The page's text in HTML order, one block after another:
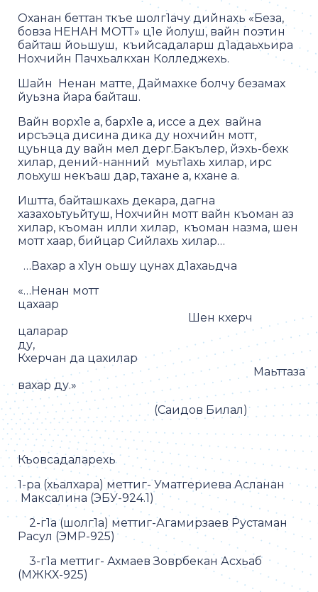
Оханан беттан ткъе шолг1ачу дийнахь «Беза,
бовза НЕНАН МОТТ» ц1е йолуш, вайн поэтин
байташ йоьшуш, къийсадаларш д1адаьхьира
Нохчийн Пачхьалкхан Колледжехь.
Шайн Ненан матте, Даймахке болчу безамах
йуьзна йара байташ.
Вайн ворх1е а, барх1е а, иссе а дех вайна
ирсъэца дисина дика ду нохчийн мотт,
цуьнца ду вайн мел дерг.Бакълер, йэхь-бехк
хилар, дений-нанний муьт1ахь хилар, ирс
лоьхуш некъаш дар, тахане а, кхане а.
Иштта, байташкахь декара, дагна
хазахоьтуьйтуш, Нохчийн мотт вайн къоман аз
хилар, къоман илли хилар, къоман назма, шен
мотт хаар, бийцар Сийлахь хилар…
…Вахар а х1ун оьшу цунах д1ахаьдча
«…Ненан мотт
цахаар
Шен кхерч
цаларар
Кхерчан да цахилар
Маьттаза
вахар ду.»
(Саидов Билал)
Къовсадаларехь
1-ра (хьалхара) меттиг- Уматгериева Асланан
Максалина (ЭБУ-924.1)
2-г1а (шолг1а) меттиг-Агамирзаев Рустаман
Расул (ЭМР-925)
3-г1а меттиг- Ахмаев Зоврбекан Асхьаб
(МЖКХ-925)